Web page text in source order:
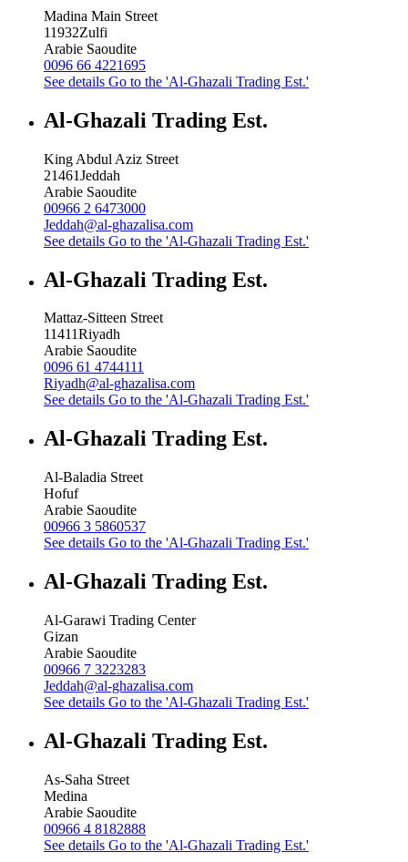
Madina Main Street
11932Zulfi
Arabie Saoudite
0096 66 4221695
See details Go to the 'Al-Ghazali Trading Est.'
Al-Ghazali Trading Est.
King Abdul Aziz Street
21461Jeddah
Arabie Saoudite
00966 2 6473000
Jeddah@al-ghazalisa.com
See details Go to the 'Al-Ghazali Trading Est.'
Al-Ghazali Trading Est.
Mattaz-Sitteen Street
11411Riyadh
Arabie Saoudite
0096 61 4744111
Riyadh@al-ghazalisa.com
See details Go to the 'Al-Ghazali Trading Est.'
Al-Ghazali Trading Est.
Al-Baladia Street
Hofuf
Arabie Saoudite
00966 3 5860537
See details Go to the 'Al-Ghazali Trading Est.'
Al-Ghazali Trading Est.
Al-Garawi Trading Center
Gizan
Arabie Saoudite
00966 7 3223283
Jeddah@al-ghazalisa.com
See details Go to the 'Al-Ghazali Trading Est.'
Al-Ghazali Trading Est.
As-Saha Street
Medina
Arabie Saoudite
00966 4 8182888
See details Go to the 'Al-Ghazali Trading Est.'